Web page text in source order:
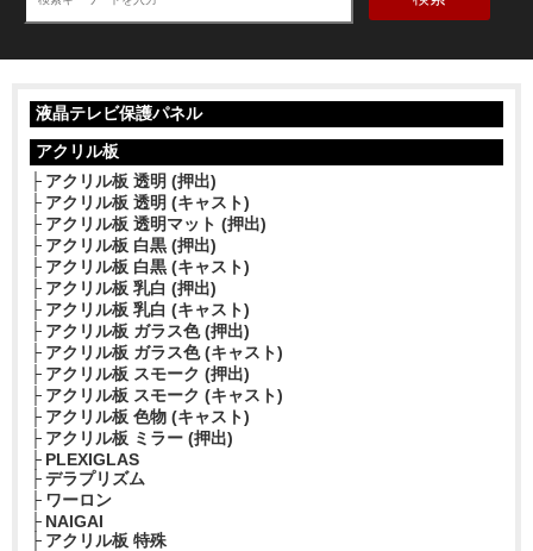
液晶テレビ保護パネル
アクリル板
アクリル板 透明 (押出)
アクリル板 透明 (キャスト)
アクリル板 透明マット (押出)
アクリル板 白黒 (押出)
アクリル板 白黒 (キャスト)
アクリル板 乳白 (押出)
アクリル板 乳白 (キャスト)
アクリル板 ガラス色 (押出)
アクリル板 ガラス色 (キャスト)
アクリル板 スモーク (押出)
アクリル板 スモーク (キャスト)
アクリル板 色物 (キャスト)
アクリル板 ミラー (押出)
PLEXIGLAS
デラプリズム
ワーロン
NAIGAI
アクリル板 特殊